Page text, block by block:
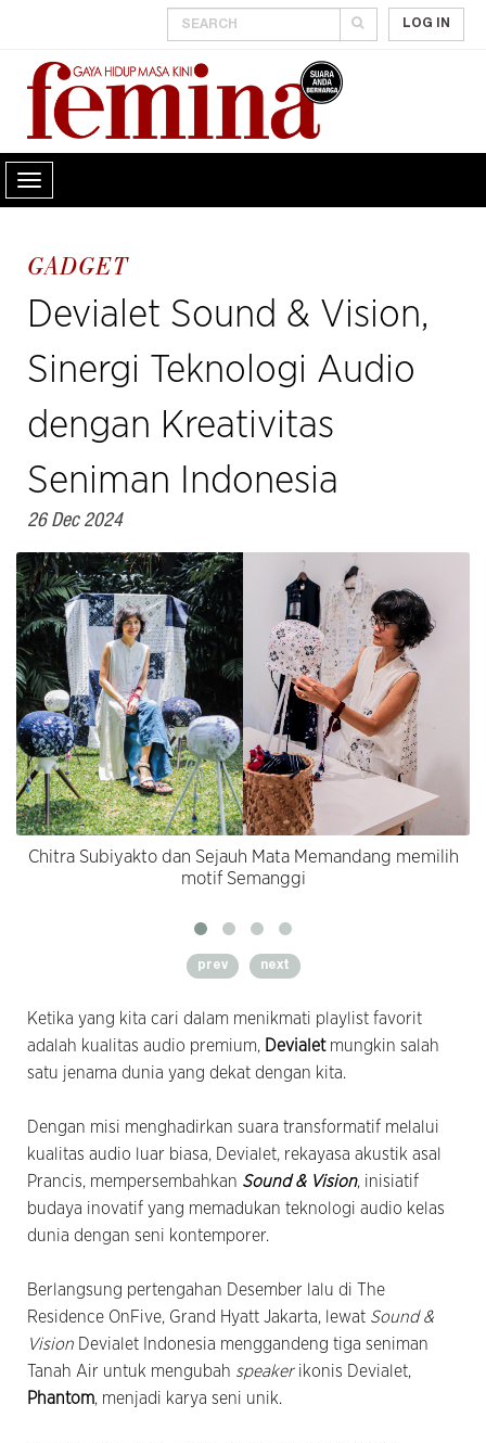
LOG IN
GADGET
Devialet Sound & Vision,
Sinergi Teknologi Audio
dengan Kreativitas
Seniman Indonesia
26 Dec 2024
Chitra Subiyakto dan Sejauh Mata Memandang memilih
motif Semanggi
prev next
Ketika yang kita cari dalam menikmati playlist favorit
adalah kualitas audio premium, Devialetmungkin salah
satu jenama dunia yang dekat dengan kita.
Dengan misi menghadirkan suara transformatif melalui
kualitas audio luar biasa, Devialet, rekayasa akustik asal
Prancis, mempersembahkan Sound & Vision, inisiatif
budaya inovatif yang memadukan teknologi audio kelas
dunia dengan seni kontemporer.
Berlangsung pertengahan Desember lalu di The
Residence OnFive, Grand Hyatt Jakarta, lewat Sound &
Vision Devialet Indonesia menggandeng tiga seniman
Tanah Air untuk mengubah speakerikonis Devialet,
Phantom, menjadi karya seni unik.